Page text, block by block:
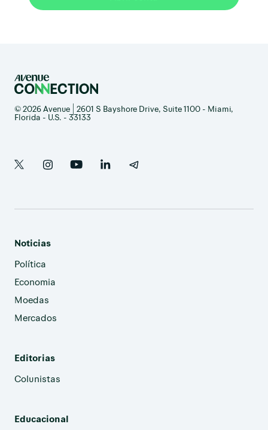
© 2026 Avenue | 2601 S Bayshore Drive, Suite 1100 - Miami,
Florida - U.S. - 33133
Noticias
Política
Economia
Moedas
Mercados
Editorias
Colunistas
Educacional